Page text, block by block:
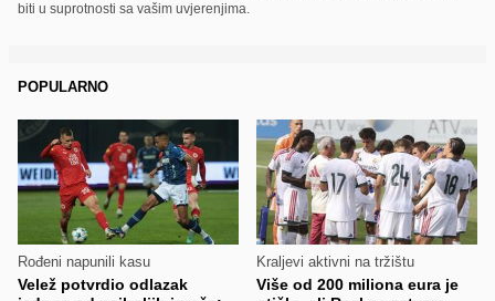
biti u suprotnosti sa vašim uvjerenjima.
POPULARNO
Rođeni napunili kasu
Velež potvrdio odlazak
Kraljevi aktivni na tržištu
Više od 200 miliona eura je